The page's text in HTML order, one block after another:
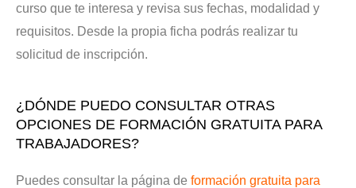
curso que te interesa y revisa sus fechas, modalidad y
requisitos. Desde la propia ficha podrás realizar tu
solicitud de inscripción.
¿DÓNDE PUEDO CONSULTAR OTRAS
OPCIONES DE FORMACIÓN GRATUITA PARA
TRABAJADORES?
Puedes consultar la página de formación gratuita para